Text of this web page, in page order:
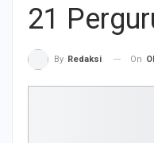
21
By Redaksi On